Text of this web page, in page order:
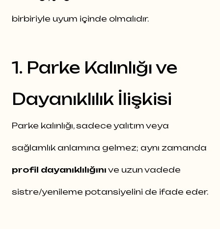
birbiriyle uyum içinde olmalıdır.
1. Parke Kalınlığı ve
Dayanıklılık İlişkisi
Parke kalınlığı, sadece yalıtım veya
sağlamlık anlamına gelmez; aynı zamanda
profil dayanıklılığını ve uzun vadede
sistre/yenileme potansiyelini de ifade eder.